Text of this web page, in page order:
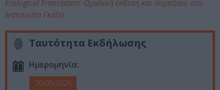
Ecological Translation: Ομαδική έκθεση και συμπόσιο στο
Ινστιτούτο Γκαίτε
Ταυτότητα Εκδήλωσης
Ημερομηνία:
26/05/2026